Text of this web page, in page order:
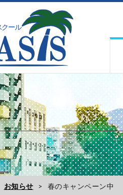
お知らせ 春のキャンペーン中